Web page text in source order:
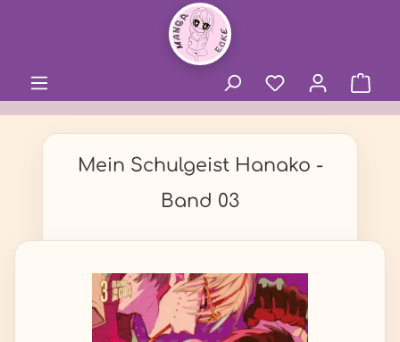
Mein Schulgeist Hanako -
Band 03
Bildergalerie überspringen